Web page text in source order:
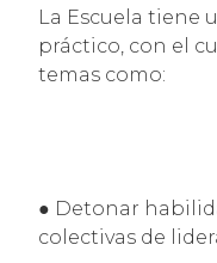
La Escuela tiene
práctico, con el
temas como:
● Detonar
colectivas de